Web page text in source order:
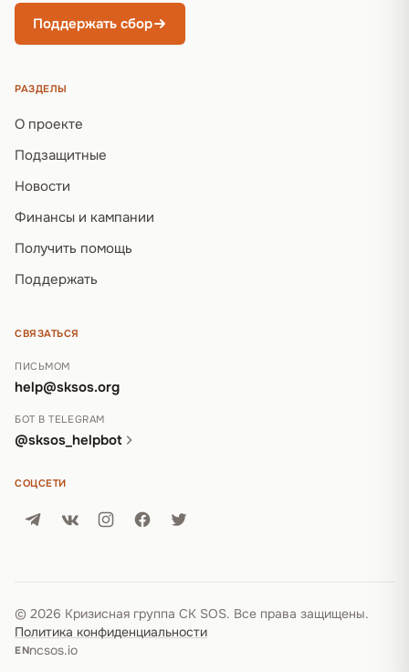
Поддержать сбор
РАЗДЕЛЫ
О проекте
Подзащитные
Новости
Финансы и кампании
Получить помощь
Поддержать
СВЯЗАТЬСЯ
ПИСЬМОМ
help@sksos.org
БОТ В TELEGRAM
@sksos_helpbot
СОЦСЕТИ
© 2026 Кризисная группа СК SOS. Все права защищены.
Политика конфиденциальности
ENncsos.io